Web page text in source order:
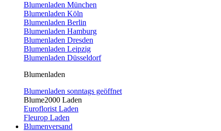
Blumenladen München
Blumenladen Köln
Blumenladen Berlin
Blumenladen Hamburg
Blumenladen Dresden
Blumenladen Leipzig
Blumenladen Düsseldorf
Blumenladen
Blumenladen sonntags geöffnet
Blume2000 Laden
Euroflorist Laden
Fleurop Laden
Blumenversand